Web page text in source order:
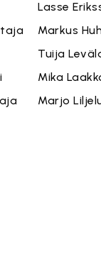
Lasse
Markus
Tuija
Mika
Marjo